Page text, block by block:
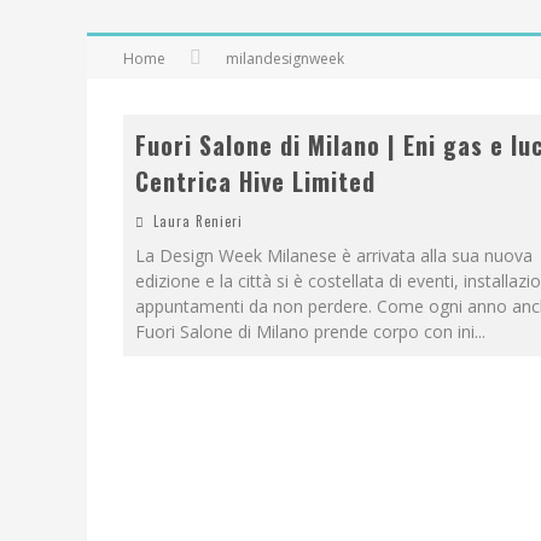
Home milandesignweek
Fuori Salone di Milano | Eni gas e
Centrica Hive Limited
Laura Renieri
La Design Week Milanese è arrivata alla sua nuova
edizione e la città si è costellata di eventi,
appuntamenti da non perdere. Come ogni anno
Fuori Salone di Milano prende corpo con ini...